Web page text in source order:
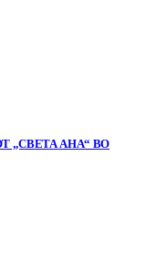
„СВЕТА АНА“ ВО